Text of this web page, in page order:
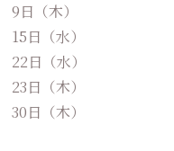
9日（木）
15日（水）
22日（水）
23日（木）
30日（木）